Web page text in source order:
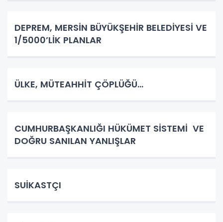
DEPREM, MERSİN BÜYÜKŞEHİR BELEDİYESİ VE
1/5000’LİK PLANLAR
ÜLKE, MÜTEAHHİT ÇÖPLÜĞÜ…
CUMHURBAŞKANLIĞI HÜKÜMET SİSTEMİ VE
DOĞRU SANILAN YANLIŞLAR
SUİKASTÇI